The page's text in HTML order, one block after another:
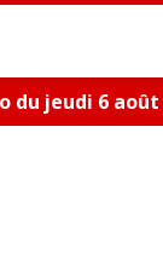
du jeudi 6 août